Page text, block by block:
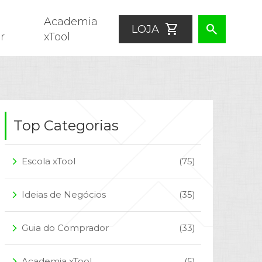
Academia
xTool
LOJA shopping_cart search
Top Categorias
arrow_forward_ios Escola xTool (75)
arrow_forward_ios Ideias de Negócios (35)
arrow_forward_ios Guia do Comprador (33)